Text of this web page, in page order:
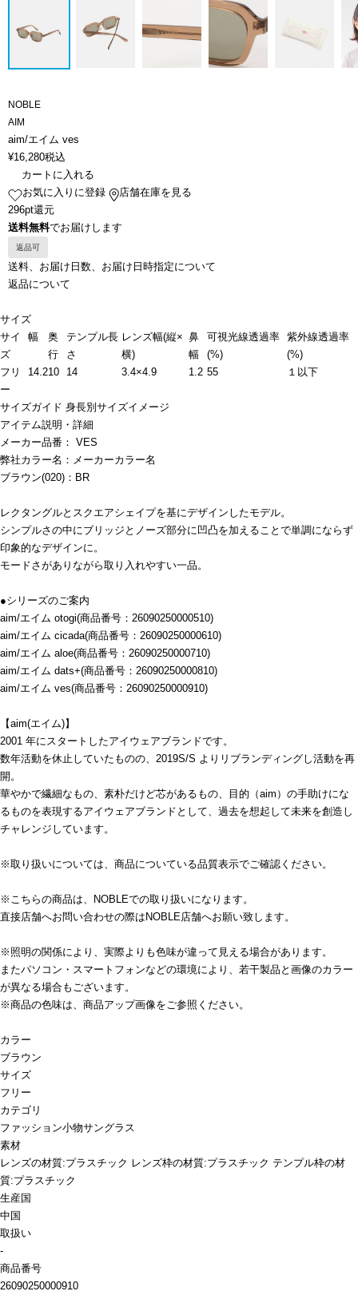
NOBLE
AIM
aim/エイム ves
¥16,280税込
カートに入れる
お気に入りに登録
店舗在庫を見る
296pt還元
送料無料でお届けします
返品可
送料、お届け日数、お届け日時指定について
返品について
サイズ
サイ
ズ
幅
奥
行
テンプル長
さ
レンズ幅(縦×
横)
鼻
幅
可視光線透過率
(%)
紫外線透過率
(%)
フリ
ー
14.210 14 3.4×4.9 1.2 55 １以下
サイズガイド 身長別サイズイメージ
アイテム説明・詳細
メーカー品番： VES
弊社カラー名：メーカーカラー名
ブラウン(020)：BR
レクタングルとスクエアシェイプを基にデザインしたモデル。
シンプルさの中にブリッジとノーズ部分に凹凸を加えることで単調にならず
印象的なデザインに。
モードさがありながら取り入れやすい一品。
●シリーズのご案内
aim/エイム otogi(商品番号：26090250000510)
aim/エイム cicada(商品番号：26090250000610)
aim/エイム aloe(商品番号：26090250000710)
aim/エイム dats+(商品番号：26090250000810)
aim/エイム ves(商品番号：26090250000910)
【aim(エイム)】
2001 年にスタートしたアイウェアブランドです。
数年活動を休止していたものの、2019S/S よりリブランディングし活動を再
開。
華やかで繊細なもの、素朴だけど芯があるもの、目的（aim）の手助けにな
るものを表現するアイウェアブランドとして、過去を想起して未来を創造し
チャレンジしています。
※取り扱いについては、商品についている品質表示でご確認ください。
※こちらの商品は、NOBLEでの取り扱いになります。
直接店舗へお問い合わせの際はNOBLE店舗へお願い致します。
※照明の関係により、実際よりも色味が違って見える場合があります。
またパソコン・スマートフォンなどの環境により、若干製品と画像のカラー
が異なる場合もございます。
※商品の色味は、商品アップ画像をご参照ください。
カラー
ブラウン
サイズ
フリー
カテゴリ
ファッション小物サングラス
素材
レンズの材質:プラスチック レンズ枠の材質:プラスチック テンプル枠の材
質:プラスチック
生産国
中国
取扱い
-
商品番号
26090250000910